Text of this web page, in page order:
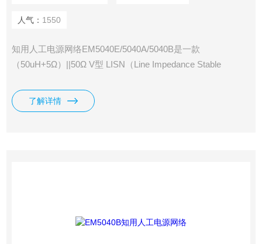
人气： 1550
知用人工电源网络EM5040E/5040A/5040B是一款
（50uH+5Ω）||50Ω V型 LISN（Line Impedance Stable
备端子和参考地之间提供稳定的阻抗，同时又将来自电网的无
用信号与测量电路隔离开,仅将被测试设备的干扰电压耦合到
了解详情